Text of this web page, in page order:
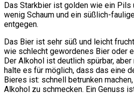
Das Starkbier ist golden wie ein Pils
wenig Schaum und ein süßlich-
entgegen.
Das Bier ist sehr süß und leicht
wie schlecht gewordenes Bier oder
Der Alkohol ist deutlich spürbar,
halte es für möglich, dass das eine
Bieres ist: schnell betrunken
Alkohol zu schmecken. Ein Genuss